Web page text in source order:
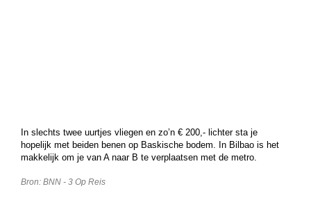
In slechts twee uurtjes vliegen en zo’n € 200,- lichter sta je
hopelijk met beiden benen op Baskische bodem. In Bilbao is het
makkelijk om je van A naar B te verplaatsen met de metro.
Bron: BNN - 3 Op Reis